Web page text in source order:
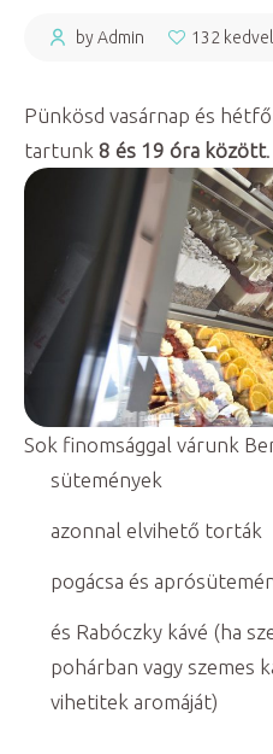
by Admin 132
Pünkösd vasárnap és
tartunk 8 és 19 óra között.
Sok finomsággal várunk
sütemények
azonnal elvihető torták
pogácsa és
és Rabóczky kávé (ha
pohárban vagy szemes
vihetitek aromáját)